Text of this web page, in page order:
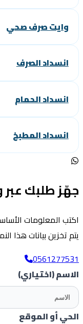
وايت صرف صحي
انسداد الصرف
انسداد الحمام
انسداد المطبخ
طلبك عبر
المعلومات
تخزين بيانات هذا
(اختياري)
أو الموقع